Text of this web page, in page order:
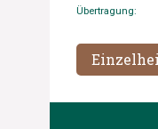
Übertragung: